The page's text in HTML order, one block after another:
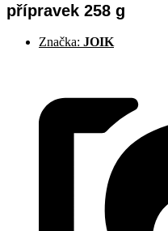
přípravek 258 g
Značka: JOIK